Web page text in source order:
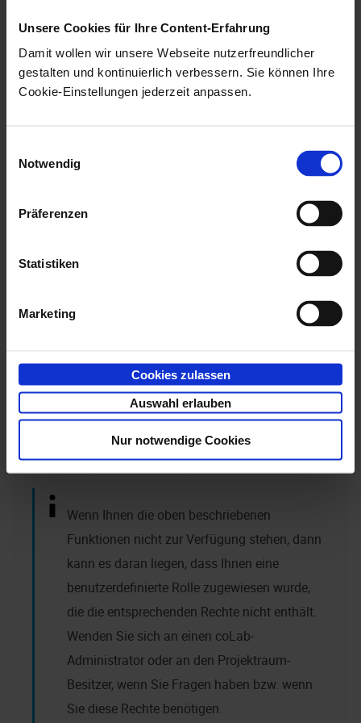
Unsere Cookies für Ihre Content-Erfahrung
Damit wollen wir unsere Webseite nutzerfreundlicher
gestalten und kontinuierlich verbessern. Sie können Ihre
Cookie-Einstellungen jederzeit anpassen.
Notwendig
Präferenzen
Statistiken
Marketing
Cookies zulassen
Auswahl erlauben
Nur notwendige Cookies
Bevor Sie eine Aufgabe anlegen können, müssen Sie
eine Aufgabengruppe erstellen (siehe
Aufgabengruppen erstellen).
Schritte, mit denen Sie einfache Textaufgaben in
der Aufgabenansicht erstellen
in der Dateienansicht erstellen
Sie können Aufgaben nach der Erstellung in der
Aufgabenansicht bearbeiten und z. B. nachträglich
Fälligkeiten oder Zuweisungen vergeben bzw. ändern
(sieheAufgaben bearbeiten).
Wenn Ihnen die oben beschriebenen
Funktionen nicht zur Verfügung stehen, dann
kann es daran liegen, dass Ihnen eine
benutzerdefinierte Rolle zugewiesen wurde,
die die entsprechenden Rechte nicht enthält.
Wenden Sie sich an einen coLab-
Administrator oder an den Projektraum-
Besitzer, wenn Sie Fragen haben bzw. wenn
Sie diese Rechte benötigen.